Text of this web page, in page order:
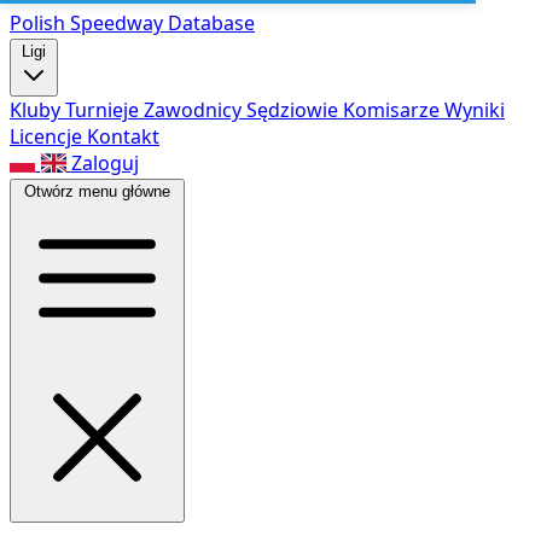
Polish Speedway Database
Ligi
KlubyTurniejeZawodnicySędziowie KomisarzeWyniki
Licencje Kontakt
Zaloguj
Otwórz menu główne